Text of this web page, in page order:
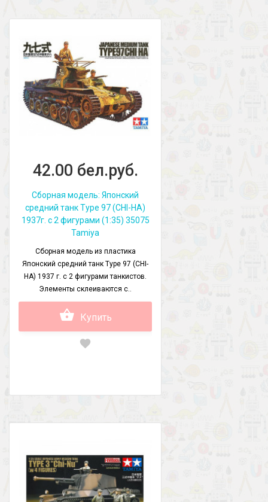
42.00 бел.руб.
Сборная модель: Японский
средний танк Type 97 (CHI-HA)
1937г. с 2 фигурами (1:35) 35075
Tamiya
Сборная модель из пластика
Японский средний танк Type 97 (CHI-
HA) 1937 г. с 2 фигурами танкистов.
Элементы склеиваются с..
Купить